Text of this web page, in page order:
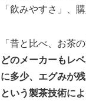
「飲みやすさ」、
「昔と比べ、お茶
どのメーカーもレ
に多少、エグみが
という製茶技術に